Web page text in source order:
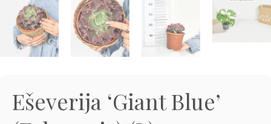
Eševerija ‘Giant Blue’
€
Dodaj v košarico
Preberi prispevek